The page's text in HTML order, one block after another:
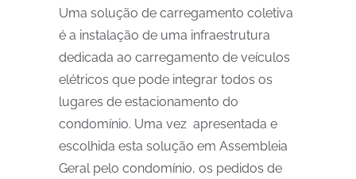
Uma solução de carregamento coletiva
é a instalação de uma infraestrutura
dedicada ao carregamento de veículos
elétricos que pode integrar todos os
lugares de estacionamento do
condomínio. Uma vez apresentada e
escolhida esta solução em Assembleia
Geral pelo condomínio, os pedidos de